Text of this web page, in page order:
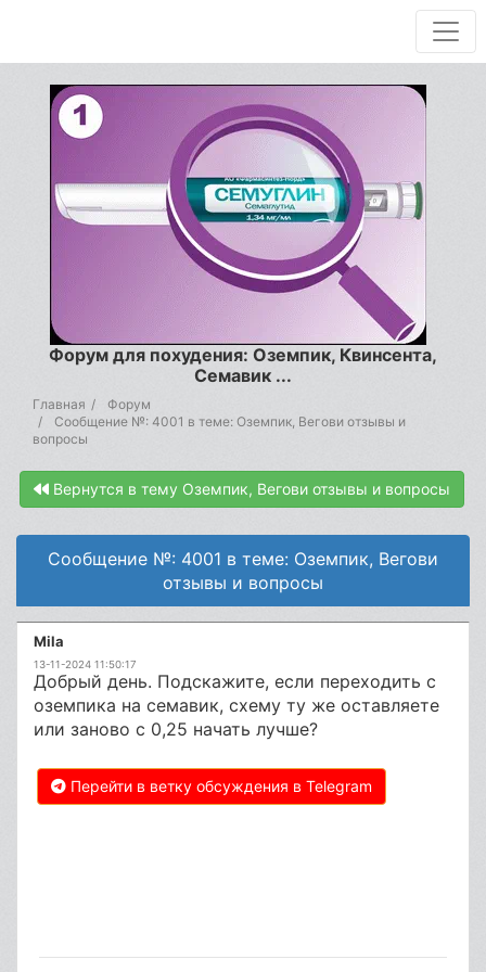
Форум для похудения: Оземпик, Квинсента,
Семавик ...
Главная
Форум
Сообщение №: 4001 в теме: Оземпик, Вегови отзывы и
вопросы
Вернутся в тему Оземпик, Вегови отзывы и вопросы
Сообщение №: 4001 в теме: Оземпик, Вегови
отзывы и вопросы
Mila
13-11-2024 11:50:17
Добрый день. Подскажите, если переходить с
оземпика на семавик, схему ту же оставляете
или заново с 0,25 начать лучше?
Перейти в ветку обсуждения в Telegram